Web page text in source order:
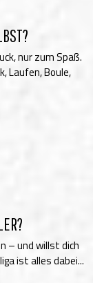
nur zum Spaß.
Laufen, Boule,
– und willst dich
ist alles dabei...